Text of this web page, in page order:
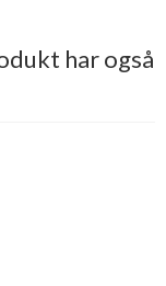
har også